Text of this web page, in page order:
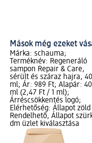
Mások még ezeket
Márka: schauma;
Terméknév: Regeneráló
sampon Repair & Care,
sérült és száraz hajra,
ml; Ár: 989 Ft; Alapár:
ml (2,47 Ft / 1 ml);
Árréscsökkentés logó;
Elérhetőség: Állapot zöld
Rendelhető, Állapot
dm üzlet kiválasztása